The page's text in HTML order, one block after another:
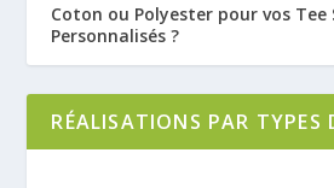
Coton ou Polyester pour vos Tee
Personnalisés ?
RÉALISATIONS PAR TYPES